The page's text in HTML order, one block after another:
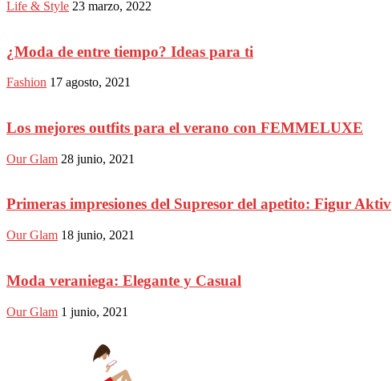
Life & Style 23 marzo, 2022
¿Moda de entre tiempo? Ideas para ti
Fashion 17 agosto, 2021
Los mejores outfits para el verano con FEMMELUXE
Our Glam 28 junio, 2021
Primeras impresiones del Supresor del apetito: Figur Aktiv
Our Glam 18 junio, 2021
Moda veraniega: Elegante y Casual
Our Glam 1 junio, 2021